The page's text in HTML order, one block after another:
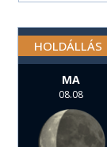
HOLDÁLLÁS
MA
08.08